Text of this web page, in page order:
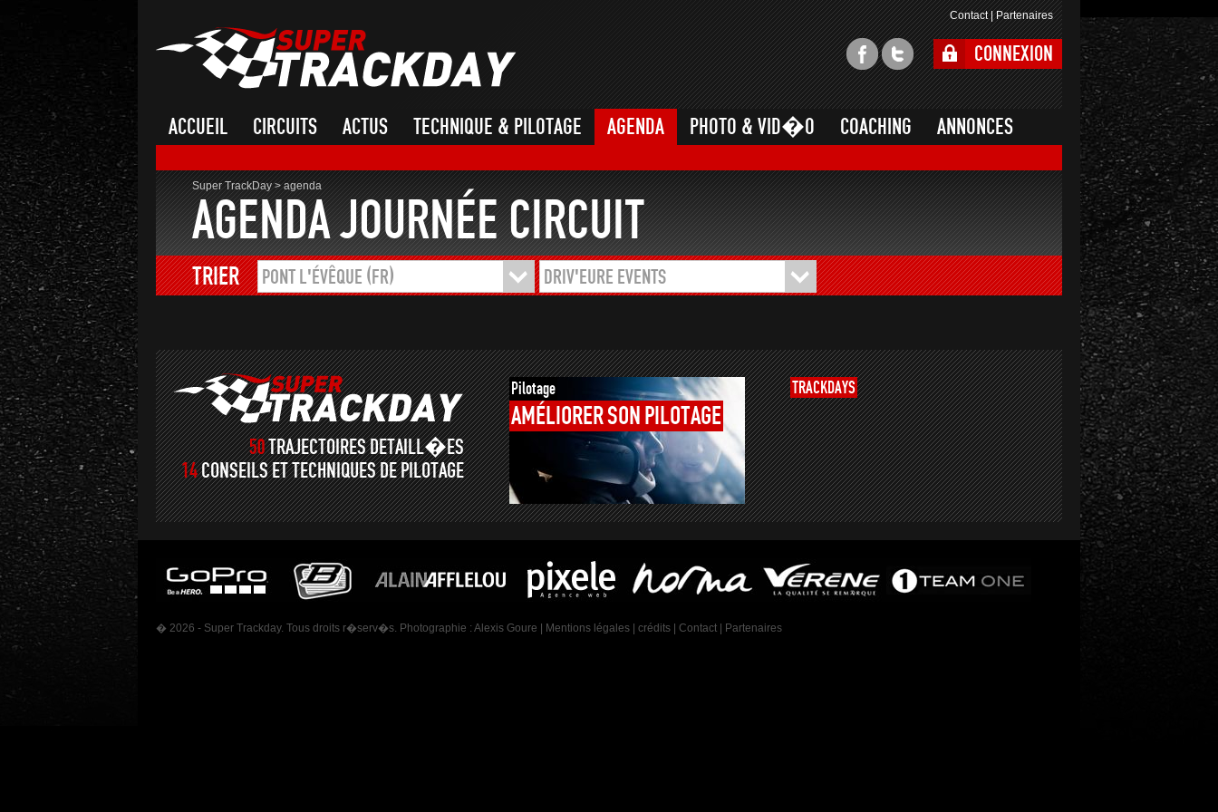
Contact|Partenaires
CONNEXION
ACCUEIL CIRCUITS ACTUS TECHNIQUE & PILOTAGE AGENDA PHOTO & VID�O COACHING ANNONCES
Super TrackDay>agenda
AGENDA JOURNÉE CIRCUIT
TRIER PONT L'ÉVÊQUE (FR) DRIV'EURE EVENTS
50TRAJECTOIRES DETAILL�ES
14CONSEILS ET TECHNIQUES DE PILOTAGE
Pilotage
AMÉLIORERSON PILOTAGE
TRACKDAYS
� 2026 - Super Trackday. Tous droits r�serv�s. Photographie : Alexis Goure Mentions légales crédits Contact Partenaires